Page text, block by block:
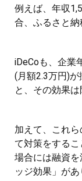
例えば、年収
合、ふるさと納
iDeCoも、企業
(月額2.3万円)
と、その効果は
加えて、これ
て対策をする
場合には融資
ッジ効果」があ